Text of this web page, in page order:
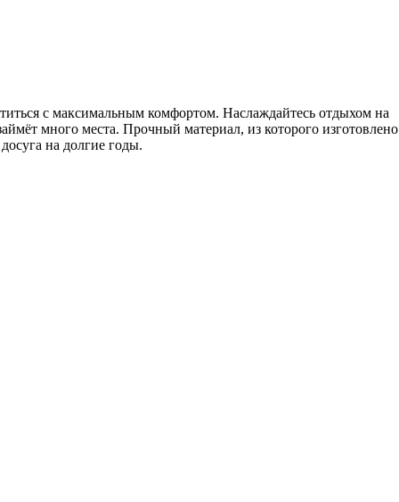
с максимальным комфортом. Наслаждайтесь отдыхом на
много места. Прочный материал, из которого изготовлено
на долгие годы.